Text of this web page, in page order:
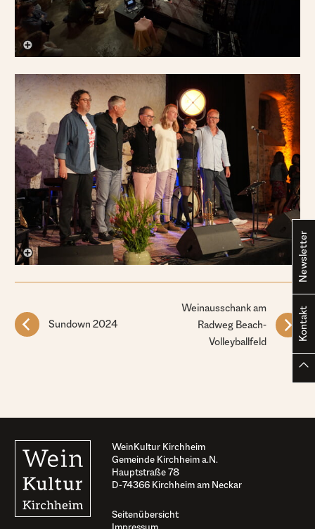
Sundown 2024
Weinausschank am
Radweg Beach-
Volleyballfeld
WeinKultur Kirchheim
Gemeinde Kirchheim a.N.
Hauptstraße 78
D-74366 Kirchheim am Neckar
Seitenübersicht
Newsletter
Kontakt